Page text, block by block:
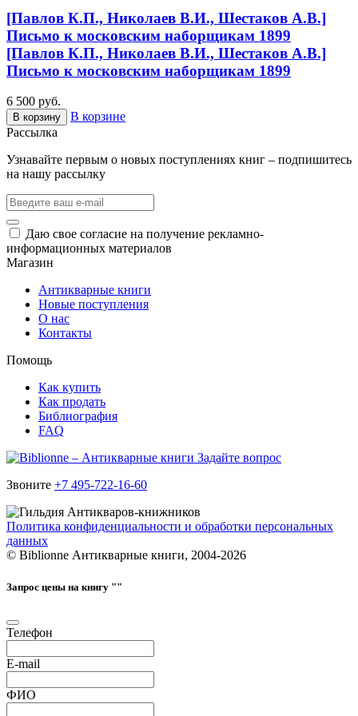
[Павлов К.П., Николаев В.И., Шестаков А.В.]
Письмо к московским наборщикам 1899
[Павлов К.П., Николаев В.И., Шестаков А.В.]
Письмо к московским наборщикам 1899
6 500 руб.
В корзину
В корзине
Рассылка
Узнавайте первым о новых поступлениях книг – подпишитесь
на нашу рассылку
Даю свое согласие на получение рекламно-
информационных материалов
Магазин
Антикварные книги
Новые поступления
О нас
Контакты
Помощь
Как купить
Как продать
Библиография
FAQ
Задайте вопрос
Звоните +7 495-722-16-60
Политика конфиденциальности и обработки персональных
данных
© Biblionne Антикварные книги, 2004-2026
Запрос цены на книгу ""
Телефон
E-mail
ФИО